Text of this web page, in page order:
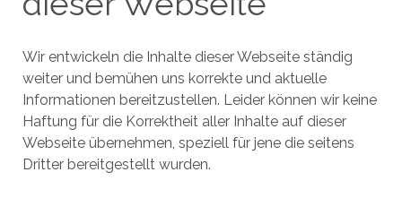
Wir entwickeln die Inhalte dieser Webseite ständig
weiter und bemühen uns korrekte und aktuelle
Informationen bereitzustellen. Leider können wir keine
Haftung für die Korrektheit aller Inhalte auf dieser
Webseite übernehmen, speziell für jene die seitens
Dritter bereitgestellt wurden.